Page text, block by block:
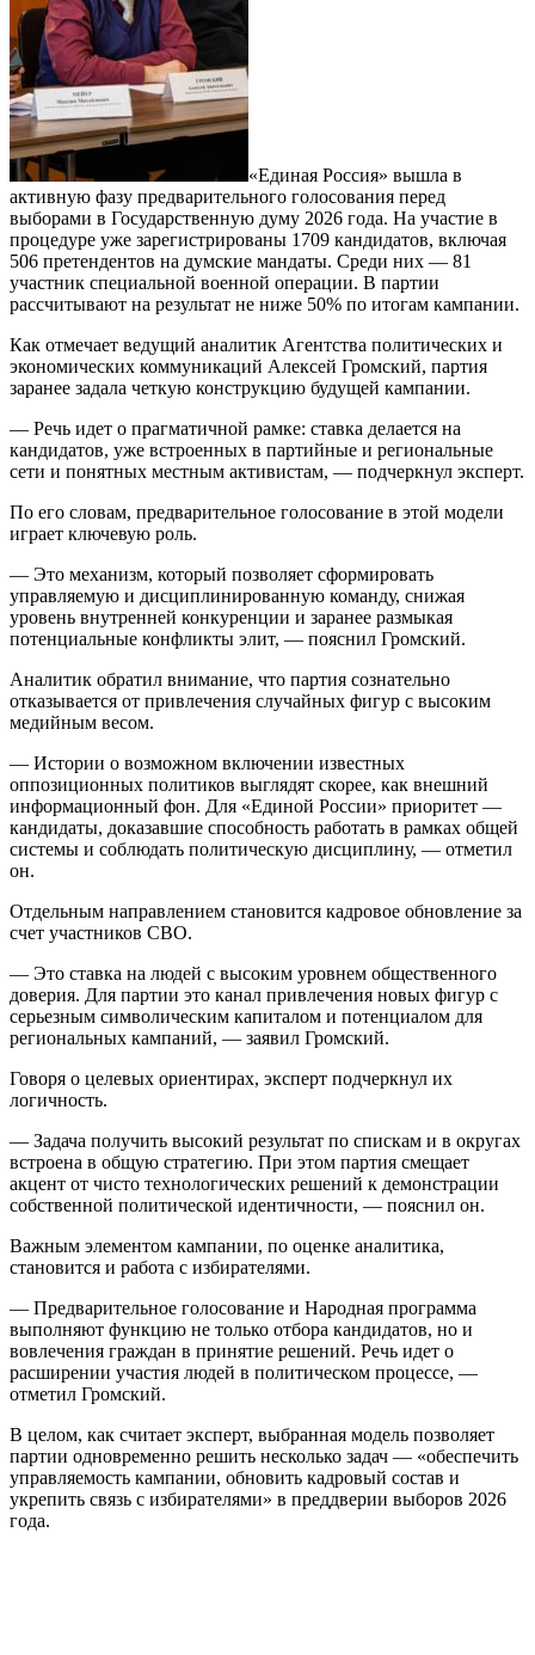
«Единая Россия» вышла в
активную фазу предварительного голосования перед
выборами в Государственную думу 2026 года. На участие в
процедуре уже зарегистрированы 1709 кандидатов, включая
506 претендентов на думские мандаты. Среди них — 81
участник специальной военной операции. В партии
рассчитывают на результат не ниже 50% по итогам кампании.
Как отмечает ведущий аналитик Агентства политических и
экономических коммуникаций Алексей Громский, партия
заранее задала четкую конструкцию будущей кампании.
— Речь идет о прагматичной рамке: ставка делается на
кандидатов, уже встроенных в партийные и региональные
сети и понятных местным активистам, — подчеркнул эксперт.
По его словам, предварительное голосование в этой модели
играет ключевую роль.
— Это механизм, который позволяет сформировать
управляемую и дисциплинированную команду, снижая
уровень внутренней конкуренции и заранее размыкая
потенциальные конфликты элит, — пояснил Громский.
Аналитик обратил внимание, что партия сознательно
отказывается от привлечения случайных фигур с высоким
медийным весом.
— Истории о возможном включении известных
оппозиционных политиков выглядят скорее, как внешний
информационный фон. Для «Единой России» приоритет —
кандидаты, доказавшие способность работать в рамках общей
системы и соблюдать политическую дисциплину, — отметил
он.
Отдельным направлением становится кадровое обновление за
счет участников СВО.
— Это ставка на людей с высоким уровнем общественного
доверия. Для партии это канал привлечения новых фигур с
серьезным символическим капиталом и потенциалом для
региональных кампаний, — заявил Громский.
Говоря о целевых ориентирах, эксперт подчеркнул их
логичность.
— Задача получить высокий результат по спискам и в округах
встроена в общую стратегию. При этом партия смещает
акцент от чисто технологических решений к демонстрации
собственной политической идентичности, — пояснил он.
Важным элементом кампании, по оценке аналитика,
становится и работа с избирателями.
— Предварительное голосование и Народная программа
выполняют функцию не только отбора кандидатов, но и
вовлечения граждан в принятие решений. Речь идет о
расширении участия людей в политическом процессе, —
отметил Громский.
В целом, как считает эксперт, выбранная модель позволяет
партии одновременно решить несколько задач — «обеспечить
управляемость кампании, обновить кадровый состав и
укрепить связь с избирателями» в преддверии выборов 2026
года.